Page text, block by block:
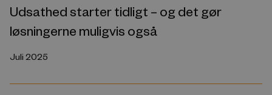
Udsathed starter tidligt – og det gør
løsningerne muligvis også
Juli 2025